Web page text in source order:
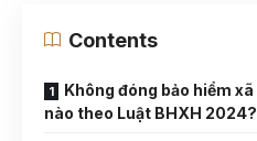
Contents
Không đóng bảo hiểm
nào theo Luật BHXH 2024?